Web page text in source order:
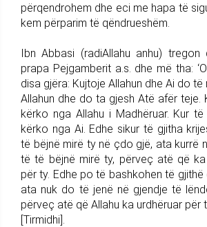
përqendrohem dhe eci me hapa të
kem përparim të qëndrueshëm.
Ibn Abbasi (radiAllahu anhu) tregon
prapa Pejgamberit a.s. dhe më tha:
disa gjëra: Kujtoje Allahun dhe Ai do
Allahun dhe do ta gjesh Atë afër teje.
kërko nga Allahu i Madhëruar. Kur të
kërko nga Ai. Edhe sikur të gjitha
të bëjnë mirë ty në çdo gjë, ata kurrë
të të bëjnë mirë ty, përveç atë që ka
për ty. Edhe po të bashkohen të gjithë
ata nuk do të jenë në gjendje të
përveç atë që Allahu ka urdhëruar për
[Tirmidhi].